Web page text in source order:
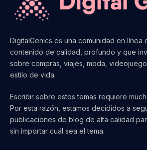
DigitalGenics es una comunidad en línea
contenido de calidad, profundo y que
sobre compras, viajes, moda,
estilo de vida.
Escribir sobre estos temas requiere
Por esta razón, estamos decididos a
publicaciones de blog de alta calidad
sin importar cuál sea el tema.